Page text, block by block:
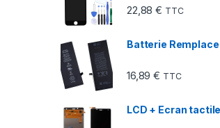
22,88€ TTC
Batterie
16,89€ TTC
LCD + Ecran